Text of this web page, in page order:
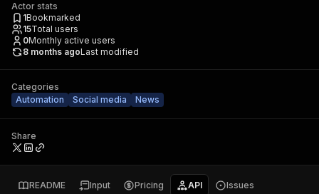
Actor stats
1Bookmarked
15Total users
0Monthly active users
8 months agoLast modified
Categories
Automation
Social media News
Share
README Input Pricing API Issues